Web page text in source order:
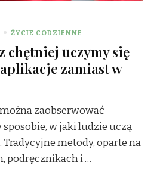
ŻYCIE CODZIENNE
chętniej uczymy się
zamiast w
zaobserwować
w jaki ludzie uczą
metody, oparte na
podręcznikach i …